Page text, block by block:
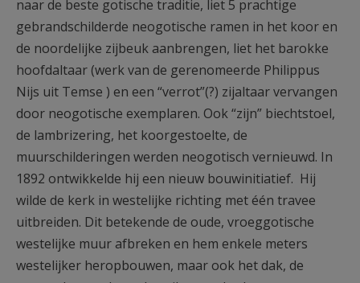
naar de beste gotische traditie, liet 5 prachtige
gebrandschilderde neogotische ramen in het koor en
de noordelijke zijbeuk aanbrengen, liet het barokke
hoofdaltaar (werk van de gerenomeerde Philippus
Nijs uit Temse ) en een “verrot”(?) zijaltaar vervangen
door neogotische exemplaren. Ook “zijn” biechtstoel,
de lambrizering, het koorgestoelte, de
muurschilderingen werden neogotisch vernieuwd. In
1892 ontwikkelde hij een nieuw bouwinitiatief. Hij
wilde de kerk in westelijke richting met één travee
uitbreiden. Dit betekende de oude, vroeggotische
westelijke muur afbreken en hem enkele meters
westelijker heropbouwen, maar ook het dak, de